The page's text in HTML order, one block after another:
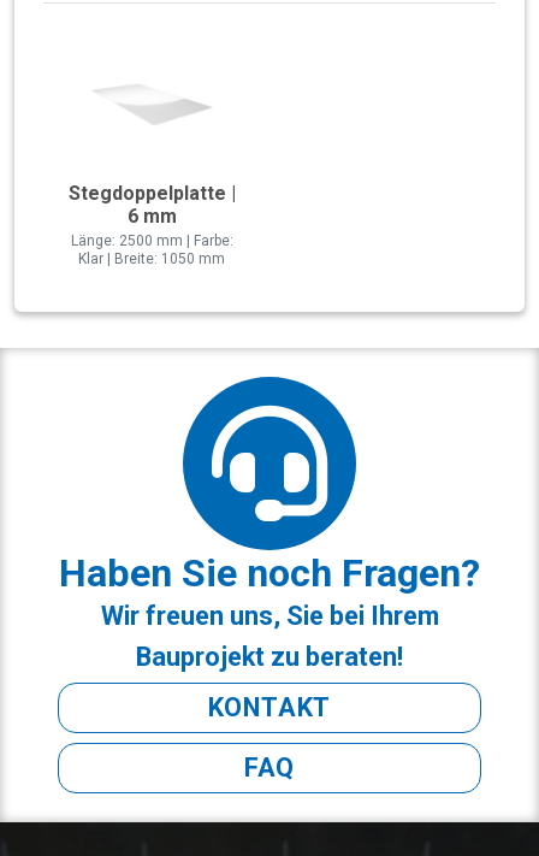
Stegdoppelplatte |
6 mm
Länge: 2500 mm | Farbe:
Klar | Breite: 1050 mm
Haben Sie noch Fragen?
Wir freuen uns, Sie bei Ihrem
Bauprojekt zu beraten!
KONTAKT
FAQ